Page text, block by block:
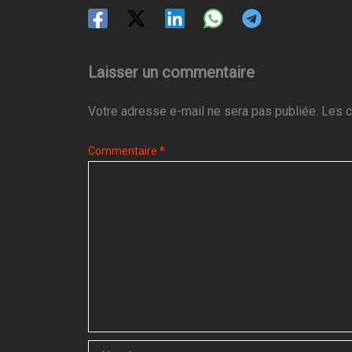
Laisser un commentaire
Votre adresse e-mail ne sera pas publiée. Les
Commentaire *